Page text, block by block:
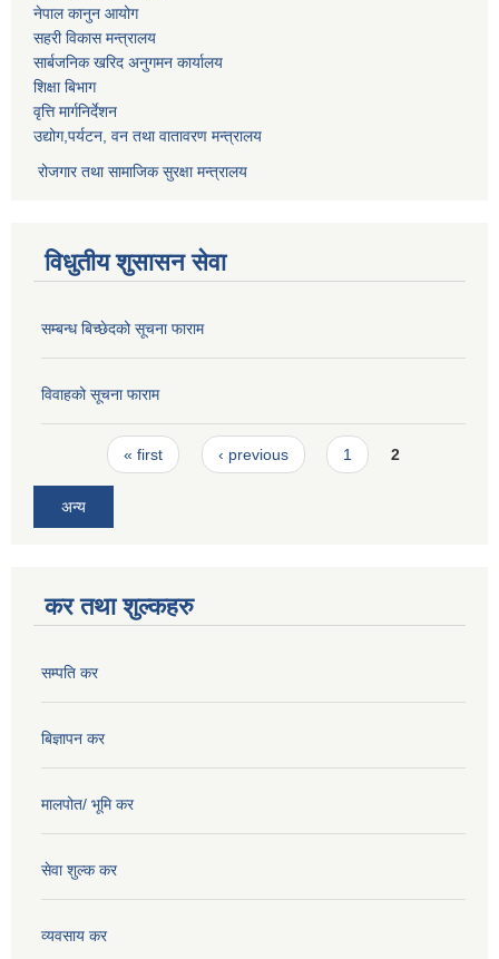
नेपाल कानुन आयोग
सहरी विकास मन्त्रालय
सार्बजनिक खरिद अनुगमन कार्यालय
शिक्षा बिभाग
वृत्ति मार्गनिर्देशन
उद्योग,पर्यटन, वन तथा वातावरण मन्त्रालय
रोजगार तथा सामाजिक सुरक्षा मन्त्रालय
विधुतीय शुसासन सेवा
सम्बन्ध बिच्छेदको सूचना फाराम
विवाहको सूचना फाराम
Pages« first ‹ previous 1 2
अन्य
कर तथा शुल्कहरु
सम्पति कर
बिज्ञापन कर
मालपोत/ भूमि कर
सेवा शुल्क कर
व्यवसाय कर